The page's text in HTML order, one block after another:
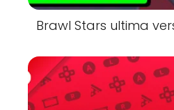
Brawl Stars ultima